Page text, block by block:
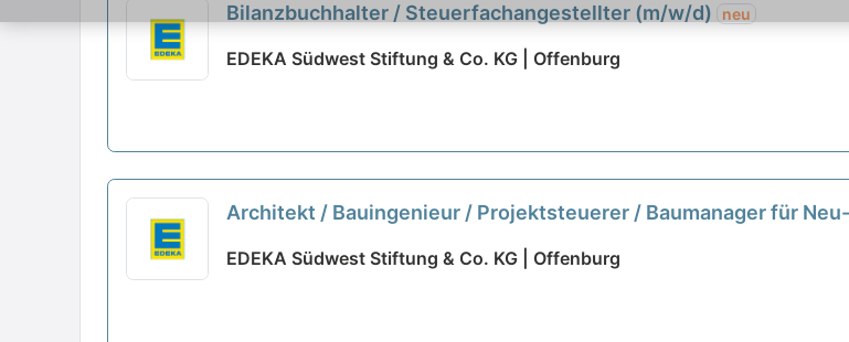
Bilanzbuchhalter / Steuerfachangestellter (m/w/d) neu
EDEKA Südwest Stiftung & Co. KG | Offenburg
Architekt / Bauingenieur / Projektsteuerer / Baumanager für
EDEKA Südwest Stiftung & Co. KG | Offenburg